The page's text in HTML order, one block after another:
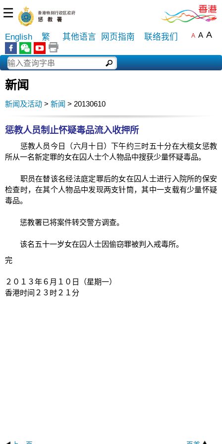
☰
English 繁 其他语言 网页指南 联络我们 A A A
新闻
新闻及活动 > 新闻 > 20130610
惩教人员制止怀疑毒品流入收押所
惩教人员今日（六月十日）下午约三时五十分在大榄女惩教
所从一名新定罪的女在囚人士个人物品中搜获少量怀疑毒品。
职员在替该名经法庭定罪后的女在囚人士进行入院所的保安
检查时，在其个人物品中发现两支针筒，其中一支载有少量怀疑
毒品。
惩教署已将案件转交警方调查。
该名五十一岁女在囚人士因偷窃罪被判入戒毒所。
完
２０１３年６月１０日（星期一）
香港时间２３时２１分